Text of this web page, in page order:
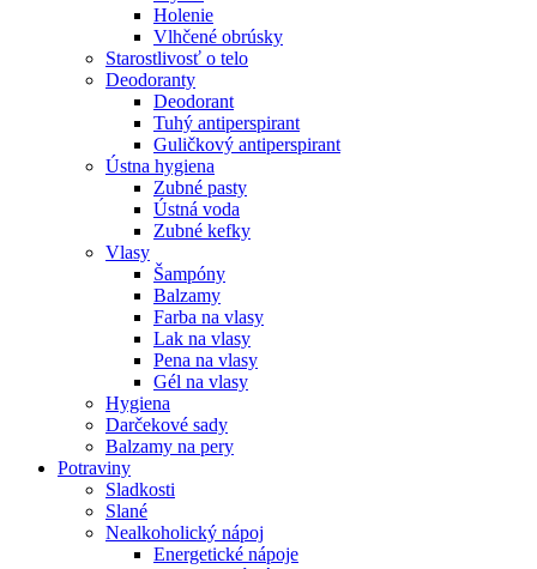
Holenie
Vlhčené obrúsky
Starostlivosť o telo
Deodoranty
Deodorant
Tuhý antiperspirant
Guličkový antiperspirant
Ústna hygiena
Zubné pasty
Ústná voda
Zubné kefky
Vlasy
Šampóny
Balzamy
Farba na vlasy
Lak na vlasy
Pena na vlasy
Gél na vlasy
Hygiena
Darčekové sady
Balzamy na pery
Potraviny
Sladkosti
Slané
Nealkoholický nápoj
Energetické nápoje